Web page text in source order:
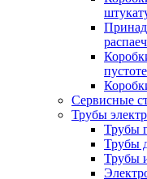
Сервисные
Трубы
Трубы
Трубы
Трубы